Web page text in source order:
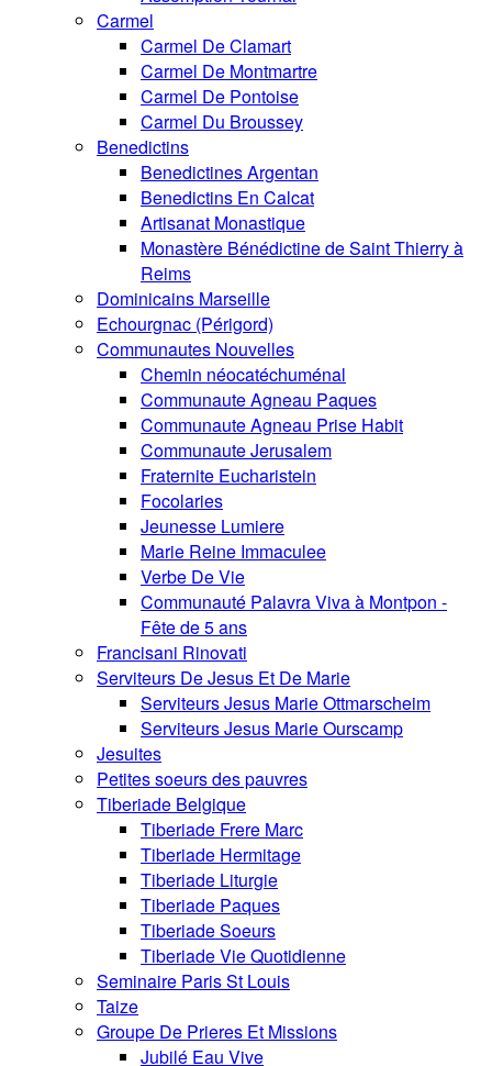
Carmel
Carmel De Clamart
Carmel De Montmartre
Carmel De Pontoise
Carmel Du Broussey
Benedictins
Benedictines Argentan
Benedictins En Calcat
Artisanat Monastique
Monastère Bénédictine de Saint Thierry à
Reims
Dominicains Marseille
Echourgnac (Périgord)
Communautes Nouvelles
Chemin néocatéchuménal
Communaute Agneau Paques
Communaute Agneau Prise Habit
Communaute Jerusalem
Fraternite Eucharistein
Focolaries
Jeunesse Lumiere
Marie Reine Immaculee
Verbe De Vie
Communauté Palavra Viva à Montpon -
Fête de 5 ans
Francisani Rinovati
Serviteurs De Jesus Et De Marie
Serviteurs Jesus Marie Ottmarscheim
Serviteurs Jesus Marie Ourscamp
Jesuites
Petites soeurs des pauvres
Tiberiade Belgique
Tiberiade Frere Marc
Tiberiade Hermitage
Tiberiade Liturgie
Tiberiade Paques
Tiberiade Soeurs
Tiberiade Vie Quotidienne
Seminaire Paris St Louis
Taize
Groupe De Prieres Et Missions
Jubilé Eau Vive